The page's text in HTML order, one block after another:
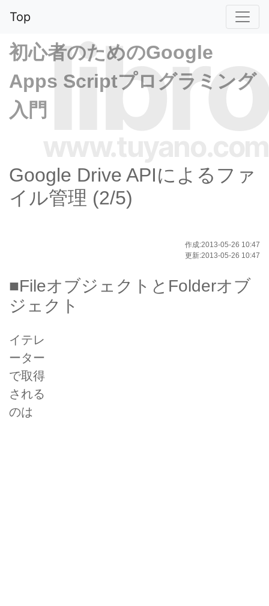
Top
libro
初心者のためのGoogle
Apps Scriptプログラミング
入門
Google Drive APIによるファ
イル管理 (2/5)
作成:2013-05-26 10:47
更新:2013-05-26 10:47
■FileオブジェクトとFolderオブ
ジェクト
イテレ
ーター
で取得
される
のは